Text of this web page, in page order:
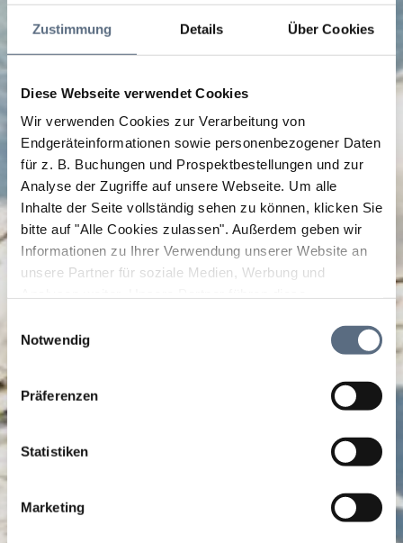
Zustimmung Details Über Cookies
Diese Webseite verwendet Cookies
Wir verwenden Cookies zur Verarbeitung von
Endgeräteinformationen sowie personenbezogener Daten
für z. B. Buchungen und Prospektbestellungen und zur
Analyse der Zugriffe auf unsere Webseite. Um alle
Inhalte der Seite vollständig sehen zu können, klicken Sie
bitte auf "Alle Cookies zulassen". Außerdem geben wir
Informationen zu Ihrer Verwendung unserer Website an
unsere Partner für soziale Medien, Werbung und
zusammen, die Sie ihnen bereitgestellt haben oder die
sie im Rahmen Ihrer Nutzung der Dienste gesammelt
Notwendig
Präferenzen
Statistiken
Marketing
Bitte akzeptieren Sie den Einsatz aller Cookies, um den
Inhalt dieser Seite sehen zu können.